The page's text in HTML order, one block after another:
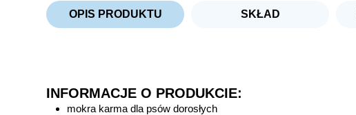
OPIS PRODUKTU SKŁAD
INFORMACJE O PRODUKCIE:
mokra karma dla psów dorosłych